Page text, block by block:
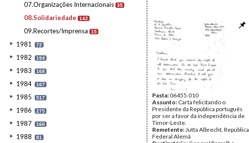
07.Organizações Internacionais 35
08.Solidariedade 142
09.Recortes/Imprensa 15
1981 72
1982 194
1983 168
1984 167
1985 517
1986 275
1987 166
1988 81
Pasta:06455.010
Assunto: Carta felicitando o
Presidente da República português
por ser a favor da independência de
Timor-Leste.
Remetente:Jutta Albrecht, República
Federal Alemã